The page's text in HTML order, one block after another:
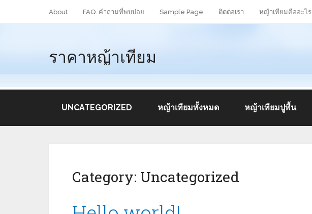
About FAQ. คำถามที่พบบ่อย Sample Page ติดต่อเรา หญ้าเทียมคืออะไร
ราคาหญ้าเทียม
UNCATEGORIZED หญ้าเทียมทั้งหมด หญ้าเทียมปูพื้น
Category: Uncategorized